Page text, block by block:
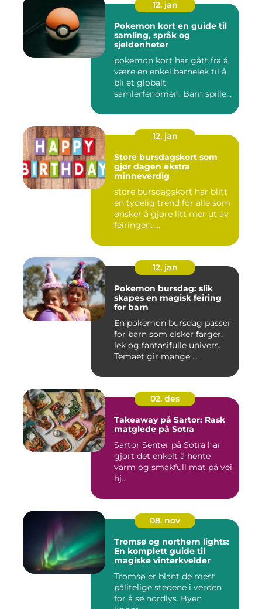
12. jan
Pokemon kort en guide til
samling, språk og
sjeldenheter
pokemon kort har gått fra å
være en enkel barnelek til å
bli et globalt
samlerfenomen. Barn spiller
12. jan
Store bursdagskort som
gjør dagen ekstra
minneverdig
store bursdagskort har blitt
en tydelig trend for alle som
ønsker å gjøre litt mer ut av
feiringen. ...
12. jan
Pokemon bursdag: slik
skapes en magisk feiring
for barn
En pokemon bursdag passer
for barn som elsker farger,
lek og fantasifulle univers.
Temaet gir mange ...
02. des
Takeaway på Sartor: Rask
matglede på Sotra
Sartor Senter på Sotra har
gjort det enkelt å hente
varm og smakfull mat på vei
hj...
08. nov
Tromsø og northern lights:
En komplett guide til
magiske vinterkvelder
Tromsø er blant de mest
pålitelige stedene i verden
for å se nordlys. Byen